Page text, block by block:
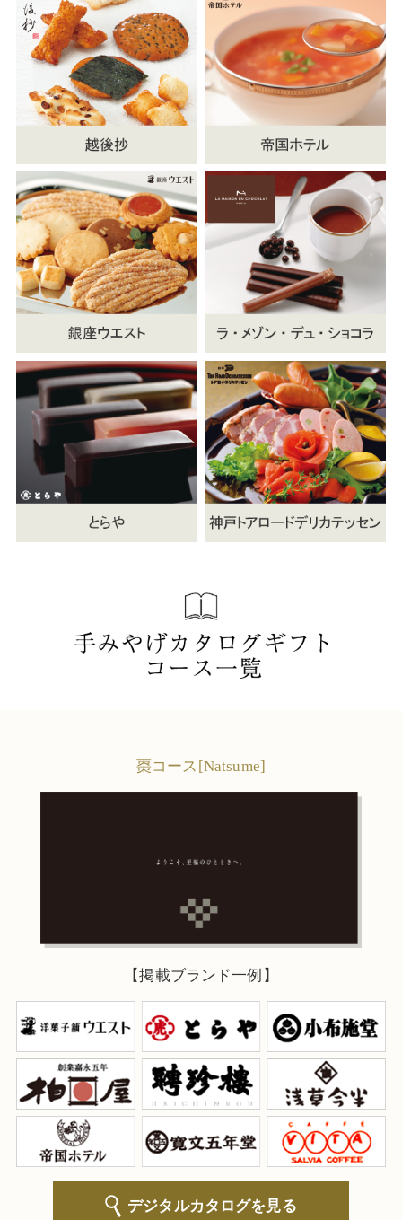
棗コース[Natsume]
【掲載ブランド一例】
デジタルカタログを見る